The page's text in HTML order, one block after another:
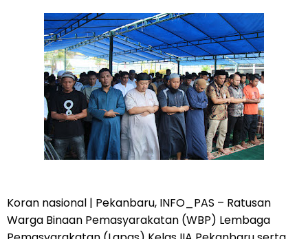
Koran nasional | Pekanbaru, INFO_PAS – Ratusan
Warga Binaan Pemasyarakatan (WBP) Lembaga